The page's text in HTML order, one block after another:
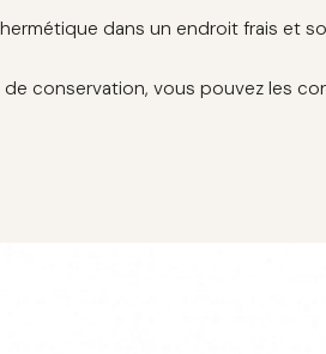
dans un endroit frais et
conservation, vous pouvez les